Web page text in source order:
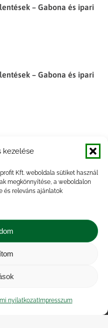
kezelése
Kft. weboldala sütiket használ
megkönnyítése, a weboldalon
és releváns ajánlatok
nyilatkozatImpresszum
– Gabona és ipari
– Gabona és ipari
– Gabona és ipari
nyilatkozat
|